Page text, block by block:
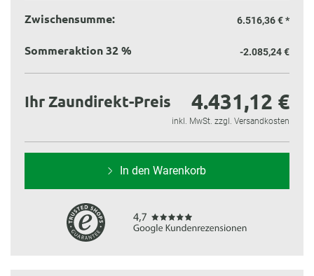
Zwischensumme: 6.516,36 €*
Sommeraktion 32 % -2.085,24 €
Ihr Zaundirekt-Preis 4.431,12 €
inkl. MwSt. zzgl. Versandkosten
In den Warenkorb